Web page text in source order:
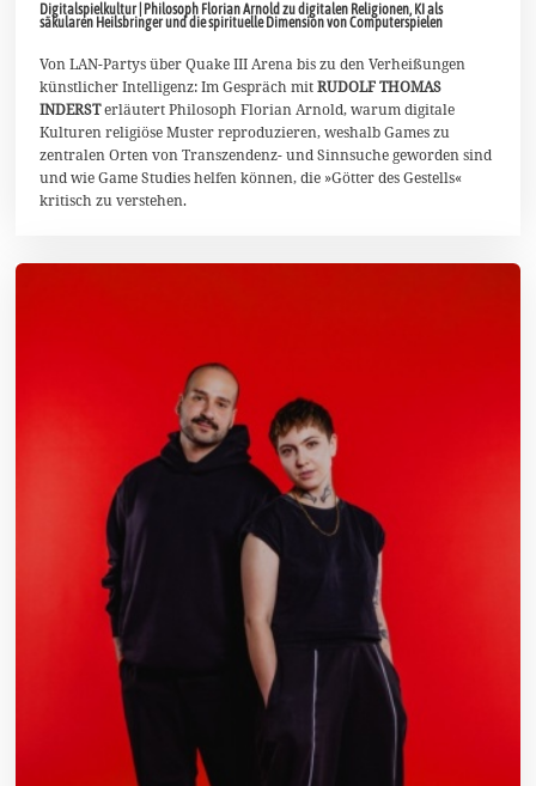
J
u
i
2
0
2
6
Digitalspielkultur | Philosoph Florian Arnold zu digitalen Religionen, KI als
säkularen Heilsbringer und die spirituelle Dimension von Computerspielen
Von LAN-Partys über Quake III Arena bis zu den Verheißungen
künstlicher Intelligenz: Im Gespräch mitRUDOLF THOMAS
INDERSTerläutert Philosoph Florian Arnold, warum digitale
Kulturen religiöse Muster reproduzieren, weshalb Games zu
zentralen Orten von Transzendenz- und Sinnsuche geworden sind
und wie Game Studies helfen können, die »Götter des Gestells«
kritisch zu verstehen.